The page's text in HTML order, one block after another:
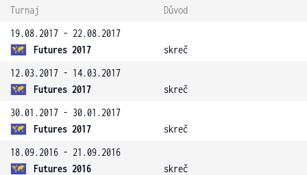
Turnaj
Důvod
19.08.2017 - 22.08.2017
Futures 2017
skreč
12.03.2017 - 14.03.2017
Futures 2017
skreč
30.01.2017 - 30.01.2017
Futures 2017
skreč
18.09.2016 - 21.09.2016
Futures 2016
skreč